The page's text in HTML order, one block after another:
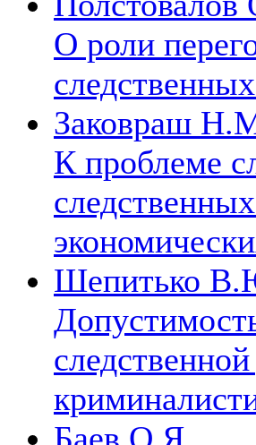
О роли
Заковраш
К проблеме
Шепитько